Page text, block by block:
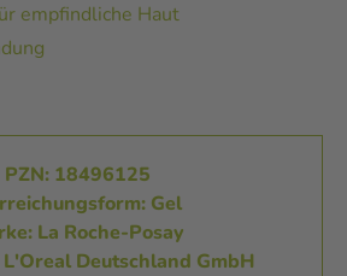
empfindliche Haut
PZN: 18496125
Gel
La Roche-Posay
Deutschland GmbH